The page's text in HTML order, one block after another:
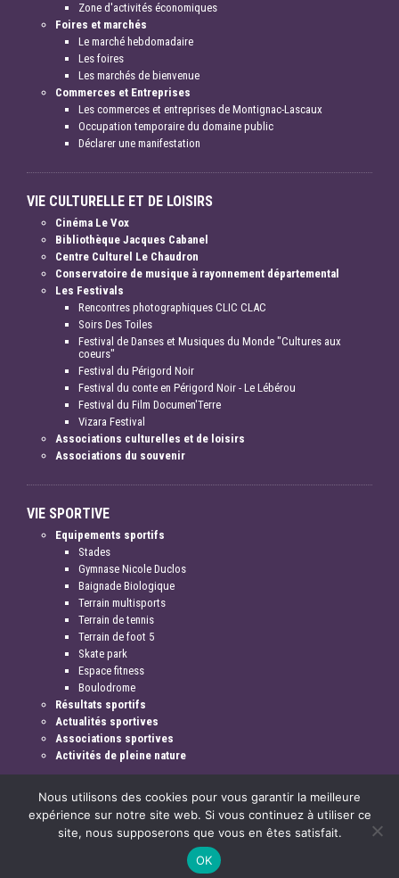
Zone d'activités économiques
Foires et marchés
Le marché hebdomadaire
Les foires
Les marchés de bienvenue
Commerces et Entreprises
Les commerces et entreprises de Montignac-Lascaux
Occupation temporaire du domaine public
Déclarer une manifestation
VIE CULTURELLE ET DE LOISIRS
Cinéma Le Vox
Bibliothèque Jacques Cabanel
Centre Culturel Le Chaudron
Conservatoire de musique à rayonnement départemental
Les Festivals
Rencontres photographiques CLIC CLAC
Soirs Des Toiles
Festival de Danses et Musiques du Monde "Cultures aux
coeurs"
Festival du Périgord Noir
Festival du conte en Périgord Noir - Le Lébérou
Festival du Film Documen'Terre
Vizara Festival
Associations culturelles et de loisirs
Associations du souvenir
VIE SPORTIVE
Equipements sportifs
Stades
Gymnase Nicole Duclos
Baignade Biologique
Terrain multisports
Terrain de tennis
Terrain de foot 5
Skate park
Espace fitness
Boulodrome
Résultats sportifs
Actualités sportives
Associations sportives
Activités de pleine nature
Mentions légales & crédits
Nous utilisons des cookies pour vous garantir la meilleure
expérience sur notre site web. Si vous continuez à utiliser ce
site, nous supposerons que vous en êtes satisfait.
OK